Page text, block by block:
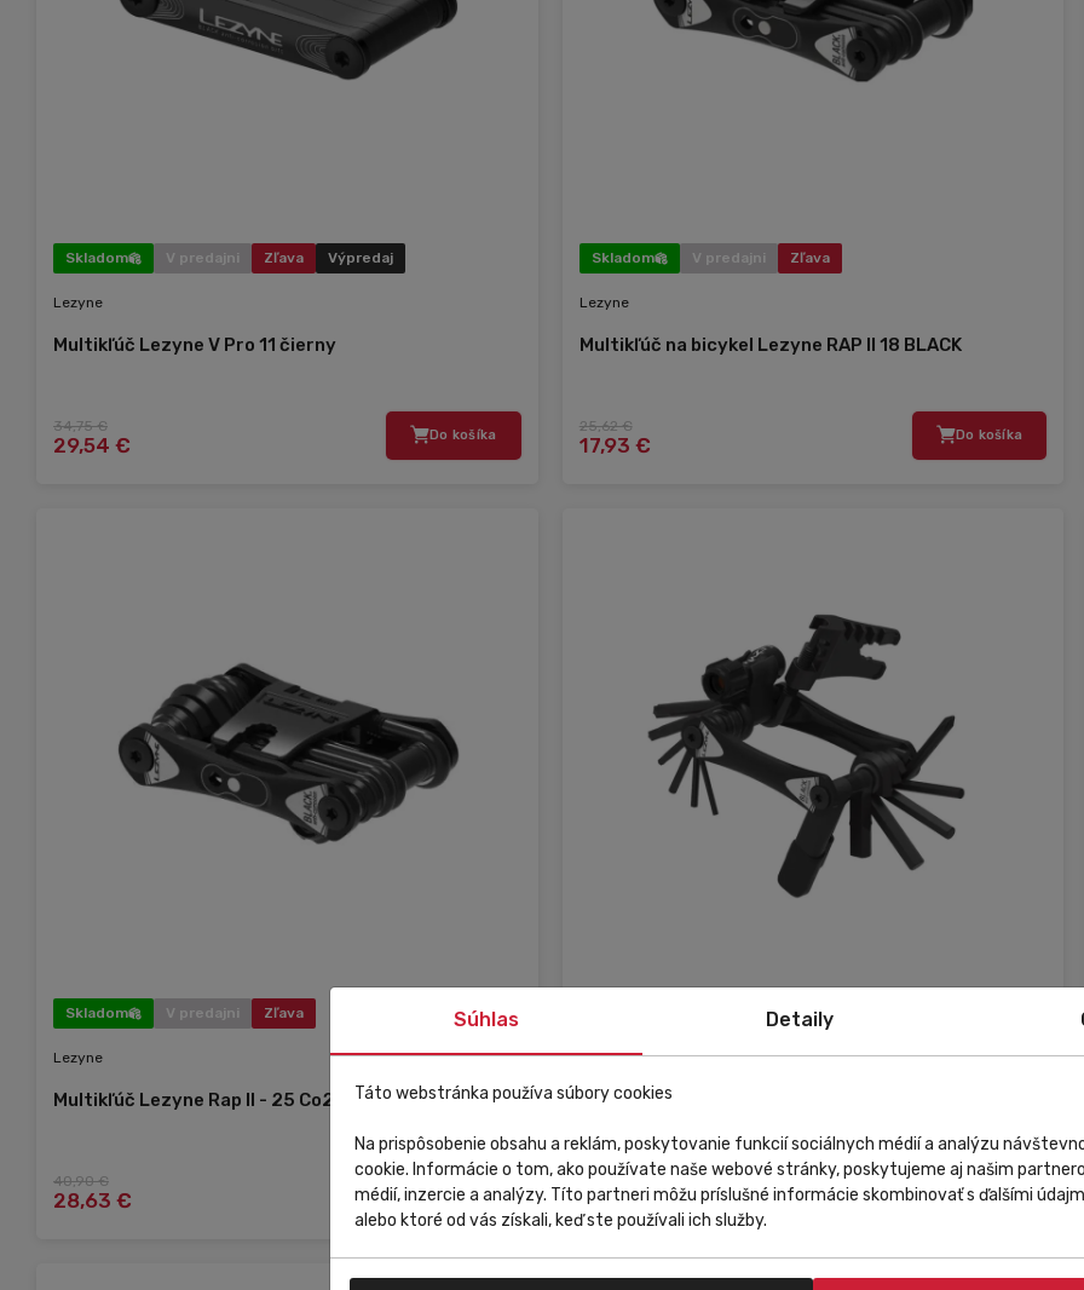
Skladom V predajni Zľava Výpredaj
Lezyne
Multikľúč Lezyne V Pro 11 čierny
34,75 €
29,54 € Do košíka
Skladom V predajni Zľava
Lezyne
Multikľúč na bicykel Lezyne RAP II 18 BLACK
25,62 €
17,93 € Do košíka
Skladom V predajni Zľava
Lezyne
Multikľúč Lezyne Rap II - 25 Co2 čierny
40,90 €
28,63 € Do košíka
Zľava
Lezyne
Multikľúč Lezyne Rap II - 20 Tubeless čierny
40,90 €
30,68 € Do košíka
Súhlas Detaily
Táto webstránka používa súbory cookies
Na prispôsobenie obsahu a reklám, poskytovanie funkcií sociálnych médií a analýzu
cookie. Informácie o tom, ako používate naše webové stránky, poskytujeme aj našim
médií, inzercie a analýzy. Títo partneri môžu príslušné informácie skombinovať s ďalšími
alebo ktoré od vás získali, keď ste používali ich služby.